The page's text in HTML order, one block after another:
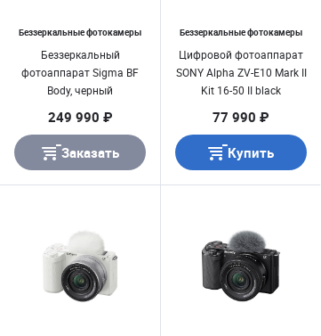
Беззеркальные фотокамеры
Беззеркальный
фотоаппарат Sigma BF
Body, черный
249 990 ₽
Заказать
Беззеркальные фотокамеры
Цифровой фотоаппарат
SONY Alpha ZV-E10 Mark II
Kit 16-50 II black
77 990 ₽
Купить